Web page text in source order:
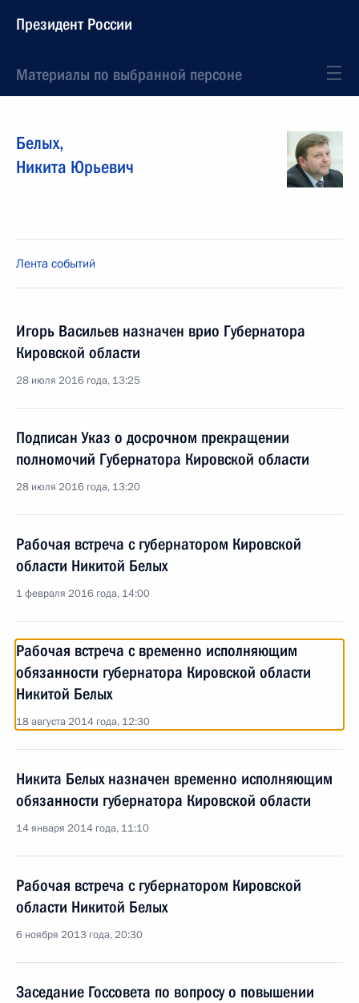
Президент России
Материалы по выбранной персоне
Белых,
Никита Юрьевич
Лента событий
Игорь Васильев назначен врио Губернатора
Кировской области
28 июля 2016 года, 13:25
Подписан Указ о досрочном прекращении
полномочий Губернатора Кировской области
28 июля 2016 года, 13:20
Рабочая встреча с губернатором Кировской
области Никитой Белых
1 февраля 2016 года, 14:00
Рабочая встреча с временно исполняющим
обязанности губернатора Кировской области
Никитой Белых
18 августа 2014 года, 12:30
Никита Белых назначен временно исполняющим
обязанности губернатора Кировской области
14 января 2014 года, 11:10
Рабочая встреча с губернатором Кировской
области Никитой Белых
6 ноября 2013 года, 20:30
Заседание Госсовета по вопросу о повышении